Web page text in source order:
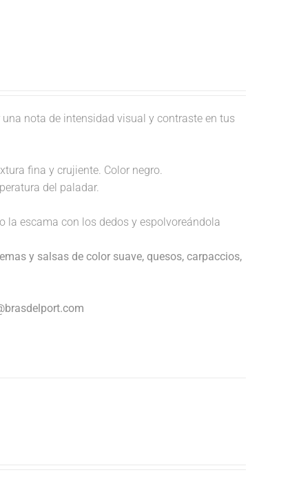
nota de intensidad visual y contraste en tus
fina y crujiente. Color negro.
del paladar.
la escama con los dedos y espolvoreándola
y salsas de color suave, quesos, carpaccios,